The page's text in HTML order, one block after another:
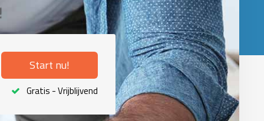
Start nu!
Gratis - Vrijblijvend